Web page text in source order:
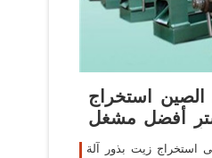
استخراج
أفضل مشغل
...
زيت بذور آلة